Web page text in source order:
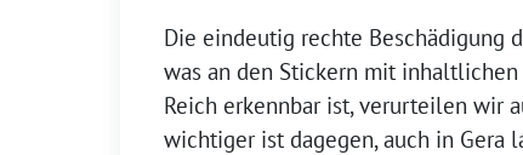
Die eindeutig rechte Beschädigung
was an den Stickern mit
Reich erkennbar ist, verurteilen wir
wichtiger ist dagegen, auch in Gera